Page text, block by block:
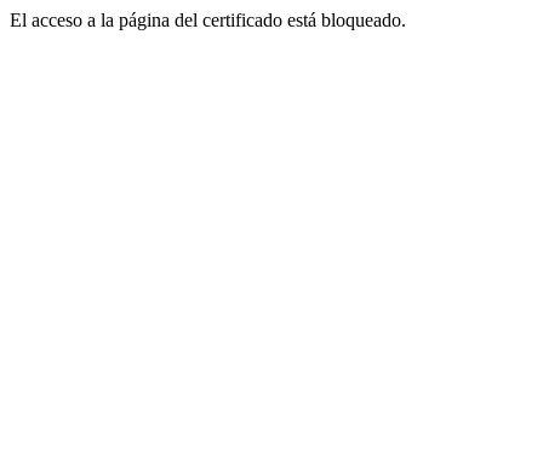
El acceso a la página del certificado está bloqueado.